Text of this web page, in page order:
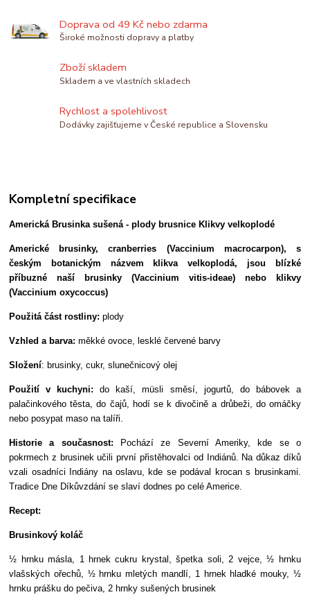
Doprava od 49 Kč nebo zdarma
Široké možnosti dopravy a platby
Zboží skladem
Skladem a ve vlastních skladech
Rychlost a spolehlivost
Dodávky zajišťujeme v České republice a Slovensku
Kompletní specifikace
Americká Brusinka sušená - plody brusnice Klikvy velkoplodé
Americké brusinky, cranberries (Vaccinium macrocarpon), s
českým botanickým názvem klikva velkoplodá, jsou blízké
příbuzné naší brusinky (Vaccinium vitis-ideae) nebo klikvy
(Vaccinium oxycoccus)
Použitá část rostliny: plody
Vzhled a barva: měkké ovoce, lesklé červené barvy
Složení: brusinky, cukr, slunečnicový olej
Použití v kuchyni: do kaší, müsli směsí, jogurtů, do bábovek a
palačinkového těsta, do čajů, hodí se k divočině a drůbeži, do omáčky
nebo posypat maso na talíři.
Historie a současnost: Pochází ze Severní Ameriky, kde se o
pokrmech z brusinek učili první přistěhovalci od Indiánů. Na důkaz díků
vzali osadníci Indiány na oslavu, kde se podával krocan s brusinkami.
Tradice Dne Díkůvzdání se slaví dodnes po celé Americe.
Recept:
Brusinkový koláč
½ hrnku másla, 1 hrnek cukru krystal, špetka soli, 2 vejce, ½ hrnku
vlašských ořechů, ½ hrnku mletých mandlí, 1 hrnek hladké mouky, ½
hrnku prášku do pečiva, 2 hrnky sušených brusinek